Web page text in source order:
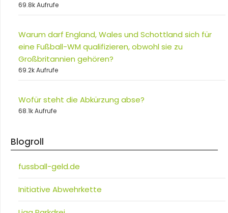
69.8k Aufrufe
Warum darf England, Wales und Schottland sich für
eine Fußball-WM qualifizieren, obwohl sie zu
Großbritannien gehören?
69.2k Aufrufe
Wofür steht die Abkürzung abse?
68.1k Aufrufe
Blogroll
fussball-geld.de
Initiative Abwehrkette